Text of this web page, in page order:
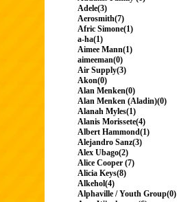
Adele(3)
Aerosmith(7)
Afric Simone(1)
a-ha(1)
Aimee Mann(1)
aimeeman(0)
Air Supply(3)
Akon(0)
Alan Menken(0)
Alan Menken (Aladin)(0)
Alanah Myles(1)
Alanis Morissete(4)
Albert Hammond(1)
Alejandro Sanz(3)
Alex Ubago(2)
Alice Cooper (7)
Alicia Keys(8)
Alkehol(4)
Alphaville / Youth Group(0)